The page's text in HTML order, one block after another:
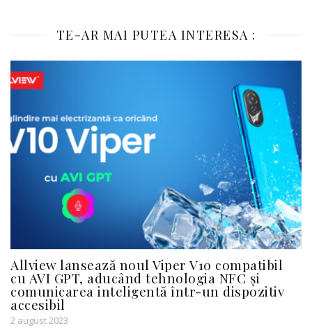
TE-AR MAI PUTEA INTERESA :
Allview lansează noul Viper V10 compatibil
cu AVI GPT, aducând tehnologia NFC și
comunicarea inteligentă într-un dispozitiv
accesibil
2 august 2023